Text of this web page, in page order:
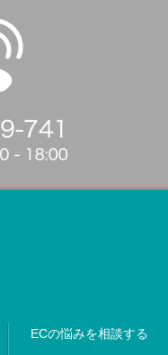
ECの悩みを相談する